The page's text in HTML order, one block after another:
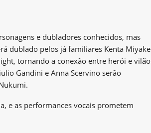
e dubladores conhecidos, mas
dublado pelos já familiares Kenta Miyake
tornando a conexão entre herói e vilão
Gandini e Anna Scervino serão
e as performances vocais prometem